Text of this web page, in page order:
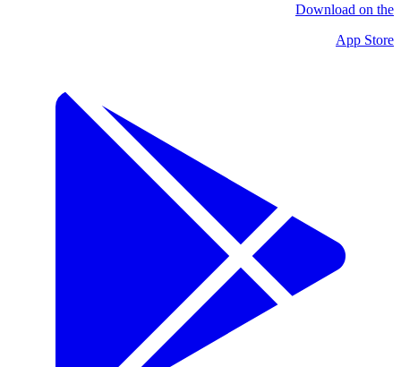
Download on the
App Store